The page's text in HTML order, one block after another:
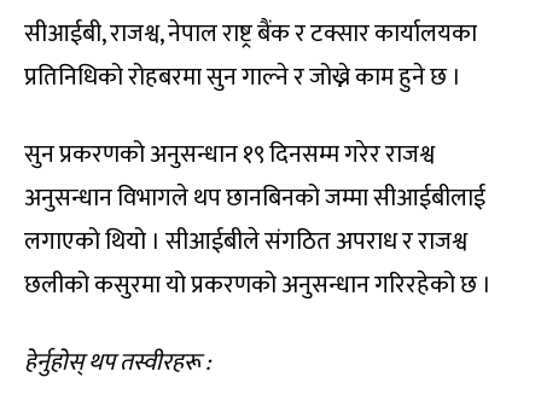
सीआईबी, राजश्व, नेपाल राष्ट्र बैंक र टक्सार कार्यालयका
प्रतिनिधिको रोहबरमा सुन गाल्ने र जोख्ने काम हुने छ ।
सुन प्रकरणको अनुसन्धान १९ दिनसम्म गरेर राजश्व
अनुसन्धान विभागले थप छानबिनको जम्मा सीआईबीलाई
लगाएको थियो । सीआईबीले संगठित अपराध र राजश्व
छलीको कसुरमा यो प्रकरणको अनुसन्धान गरिरहेको छ ।
हेर्नुहोस् थप तस्वीरहरू :